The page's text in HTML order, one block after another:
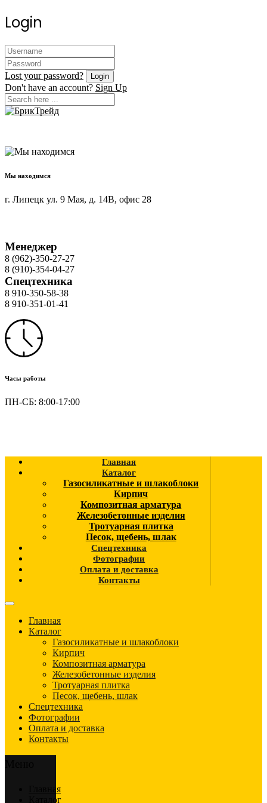
Login
Lost your password?
Don't have an account? Sign Up
Мы находимся
г. Липецк ул. 9 Мая, д. 14В, офис 28
Менеджер
8 (962)-350-27-27
8 (910)-354-04-27
Спецтехника
8 910-350-58-38
8 910-351-01-41
Часы работы
ПН-СБ: 8:00-17:00
Главная
Каталог
Газосиликатные и шлакоблоки
Кирпич
Композитная арматура
Железобетонные изделия
Тротуарная плитка
Песок, щебень, шлак
Спецтехника
Фотографии
Оплата и доставка
Контакты
Главная
Каталог
Газосиликатные и шлакоблоки
Кирпич
Композитная арматура
Железобетонные изделия
Тротуарная плитка
Песок, щебень, шлак
Спецтехника
Фотографии
Оплата и доставка
Контакты
Главная
Каталог